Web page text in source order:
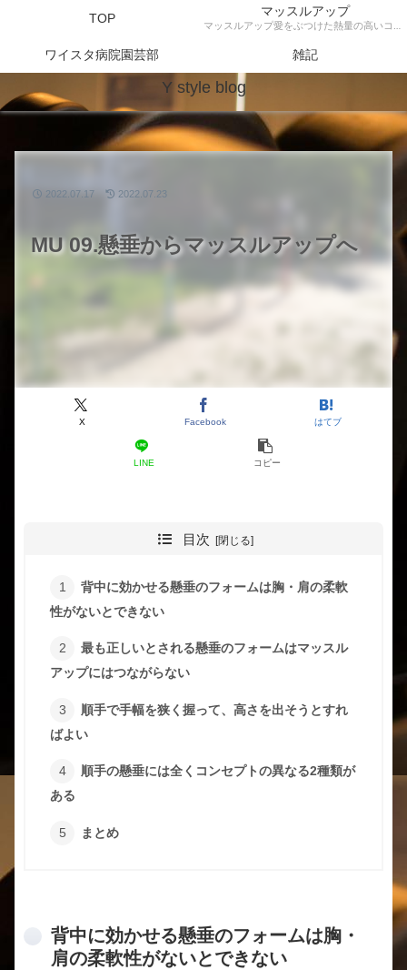
Y style blog
TOP マッスルアップ
マッスルアップ愛をぶつけた熱量の高いコンテンツ
ワイスタ病院園芸部 雑記
MU 09.懸垂からマッスルアップへ
X Facebook はてブ
LINE コピー
2022.07.17 2022.07.23
目次
背中に効かせる懸垂のフォームは胸・肩の柔軟
性がないとできない
最も正しいとされる懸垂のフォームはマッスル
アップにはつながらない
順手で手幅を狭く握って、高さを出そうとすれ
ばよい
順手の懸垂には全くコンセプトの異なる2種類が
ある
まとめ
背中に効かせる懸垂のフォームは胸・
肩の柔軟性がないとできない